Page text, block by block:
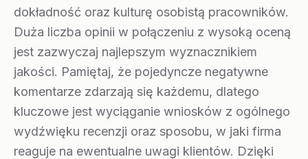
dokładność oraz kulturę osobistą pracowników.
Duża liczba opinii w połączeniu z wysoką oceną
jest zazwyczaj najlepszym wyznacznikiem
jakości. Pamiętaj, że pojedyncze negatywne
komentarze zdarzają się każdemu, dlatego
kluczowe jest wyciąganie wniosków z ogólnego
wydźwięku recenzji oraz sposobu, w jaki firma
reaguje na ewentualne uwagi klientów. Dzięki